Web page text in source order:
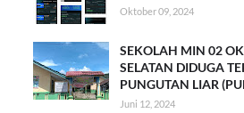
Oktober 09, 2024
SEKOLAH MIN 02
SELATAN DIDUGA
PUNGUTAN LIAR
Juni 12, 2024